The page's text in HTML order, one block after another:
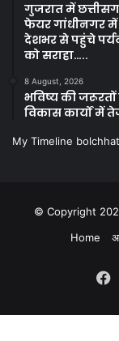
गुजरात में
फेयर गांधीनगर में
देशभर से पहुंचे
को सराहा…..
8 August, 2026
भविष्य की जरूरतों
विकास कार्यों में
My Timeline
© Copyright
Home